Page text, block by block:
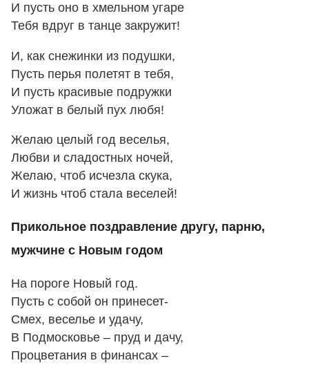
И пусть оно в хмельном угаре
Тебя вдруг в танце закружит!
И, как снежинки из подушки,
Пусть перья полетят в тебя,
И пусть красивые подружки
Уложат в белый пух любя!
Желаю целый год веселья,
Любви и сладостных ночей,
Желаю, чтоб исчезла скука,
И жизнь чтоб стала веселей!
Прикольное поздравление другу, парню,
мужчине с Новым годом
На пороге Новый год.
Пусть с собой он принесет-
Смех, веселье и удачу,
В Подмосковье – пруд и дачу,
Процветания в финансах –